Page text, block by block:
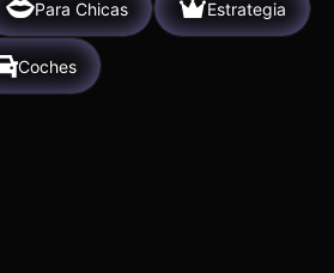
Para Chicas Estrategia
Coches